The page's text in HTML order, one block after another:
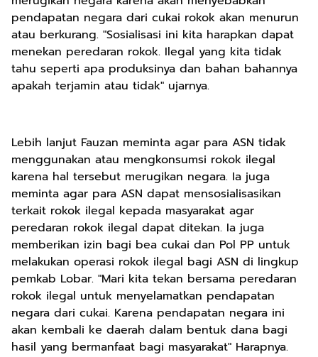
pendapatan negara dari cukai rokok akan menurun
atau berkurang. "Sosialisasi ini kita harapkan dapat
menekan peredaran rokok. Ilegal yang kita tidak
tahu seperti apa produksinya dan bahan bahannya
apakah terjamin atau tidak" ujarnya.
Lebih lanjut Fauzan meminta agar para ASN tidak
menggunakan atau mengkonsumsi rokok ilegal
karena hal tersebut merugikan negara. Ia juga
meminta agar para ASN dapat mensosialisasikan
terkait rokok ilegal kepada masyarakat agar
peredaran rokok ilegal dapat ditekan. Ia juga
memberikan izin bagi bea cukai dan Pol PP untuk
melakukan operasi rokok ilegal bagi ASN di lingkup
pemkab Lobar. "Mari kita tekan bersama peredaran
rokok ilegal untuk menyelamatkan pendapatan
negara dari cukai. Karena pendapatan negara ini
akan kembali ke daerah dalam bentuk dana bagi
hasil yang bermanfaat bagi masyarakat" Harapnya.